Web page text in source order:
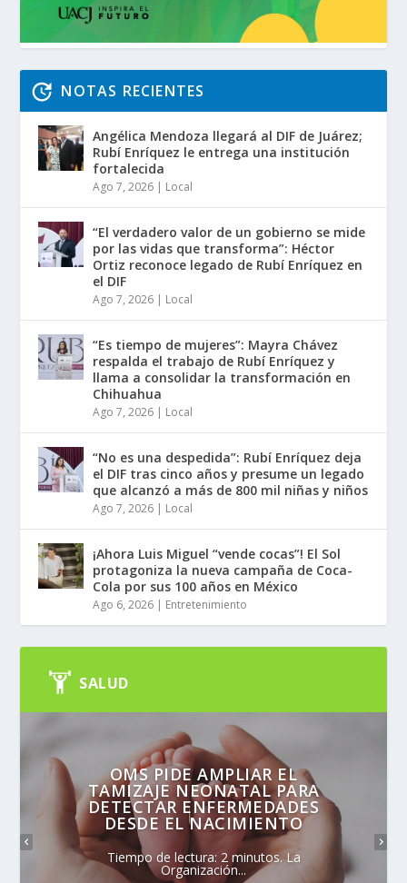
NOTAS RECIENTES
Angélica Mendoza llegará al DIF de Juárez;
Rubí Enríquez le entrega una institución
fortalecida
Ago 7, 2026 | Local
“El verdadero valor de un gobierno se mide
por las vidas que transforma”: Héctor
Ortiz reconoce legado de Rubí Enríquez en
el DIF
Ago 7, 2026 | Local
“Es tiempo de mujeres”: Mayra Chávez
respalda el trabajo de Rubí Enríquez y
llama a consolidar la transformación en
Chihuahua
Ago 7, 2026 | Local
“No es una despedida”: Rubí Enríquez deja
el DIF tras cinco años y presume un legado
que alcanzó a más de 800 mil niñas y niños
Ago 7, 2026 | Local
¡Ahora Luis Miguel “vende cocas”! El Sol
protagoniza la nueva campaña de Coca-
Cola por sus 100 años en México
Ago 6, 2026 | Entretenimiento
SALUD
OMS PIDE AMPLIAR EL
TAMIZAJE NEONATAL PARA
DETECTAR ENFERMEDADES
DESDE EL NACIMIENTO
Tiempo de lectura: 2 minutos. La
Organización...